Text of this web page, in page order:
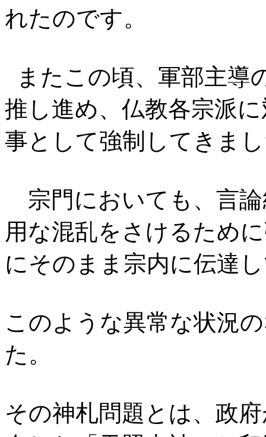
れたのです。
またこの頃、軍部主導
推し進め、仏教各宗派
事として強制してきま
宗門においても、言
用な混乱をさけるため
にそのまま宗内に伝達
このような異常な状況
た。
その神札問題とは、政